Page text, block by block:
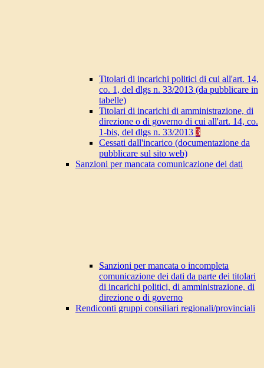
Titolari di incarichi politici di cui all'art. 14,
co. 1, del dlgs n. 33/2013 (da pubblicare in
tabelle)
Titolari di incarichi di amministrazione, di
direzione o di governo di cui all'art. 14, co.
1-bis, del dlgs n. 33/2013 3
Cessati dall'incarico (documentazione da
pubblicare sul sito web)
Sanzioni per mancata comunicazione dei dati
Sanzioni per mancata o incompleta
comunicazione dei dati da parte dei titolari
di incarichi politici, di amministrazione, di
direzione o di governo
Rendiconti gruppi consiliari regionali/provinciali